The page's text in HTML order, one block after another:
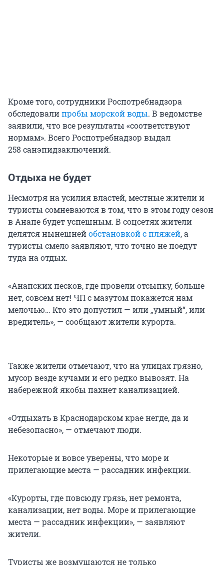
Кроме того, сотрудники Роспотребнадзора
обследовалипробы морской воды. В ведомстве
заявили, что все результаты «соответствуют
нормам». Всего Роспотребнадзор выдал
258 санэпидзаключений.
Отдыха не будет
Несмотря на усилия властей, местные жители и
туристы сомневаются в том, что в этом году сезон
в Анапе будет успешным. В соцсетях жители
делятся нынешнейобстановкой с пляжей, а
туристы смело заявляют, что точно не поедут
туда на отдых.
«Анапских песков, где провели отсыпку, больше
нет, совсем нет! ЧП с мазутом покажется нам
мелочью… Кто это допустил — или „умный“, или
вредитель», — сообщают жители курорта.
Также жители отмечают, что на улицах грязно,
мусор везде кучами и его редко вывозят. На
набережной якобы пахнет канализацией.
«Отдыхать в Краснодарском крае негде, да и
небезопасно», — отмечают люди.
Некоторые и вовсе уверены, что море и
прилегающие места — рассадник инфекции.
«Курорты, где повсюду грязь, нет ремонта,
канализации, нет воды. Море и прилегающие
места — рассадник инфекции», — заявляют
жители.
Туристы же возмущаются не только